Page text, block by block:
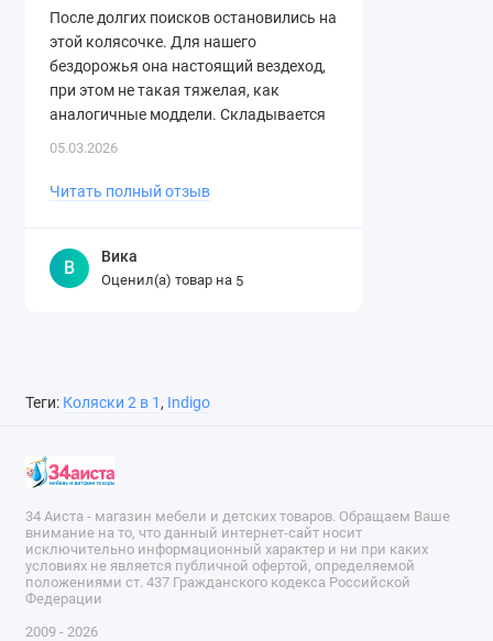
После долгих поисков остановились на
этой колясочке. Для нашего
бездорожья она настоящий вездеход,
при этом не такая тяжелая, как
аналогичные моддели. Складывается
05.03.2026
Читать полный отзыв
В
Вика
Оценил(а) товар на 5
Теги: Коляски 2 в 1, Indigo
34 Аиста - магазин мебели и детских товаров. Обращаем Ваше
внимание на то, что данный интернет-сайт носит
исключительно информационный характер и ни при каких
условиях не является публичной офертой, определяемой
положениями ст. 437 Гражданского кодекса Российской
Федерации
2009 - 2026